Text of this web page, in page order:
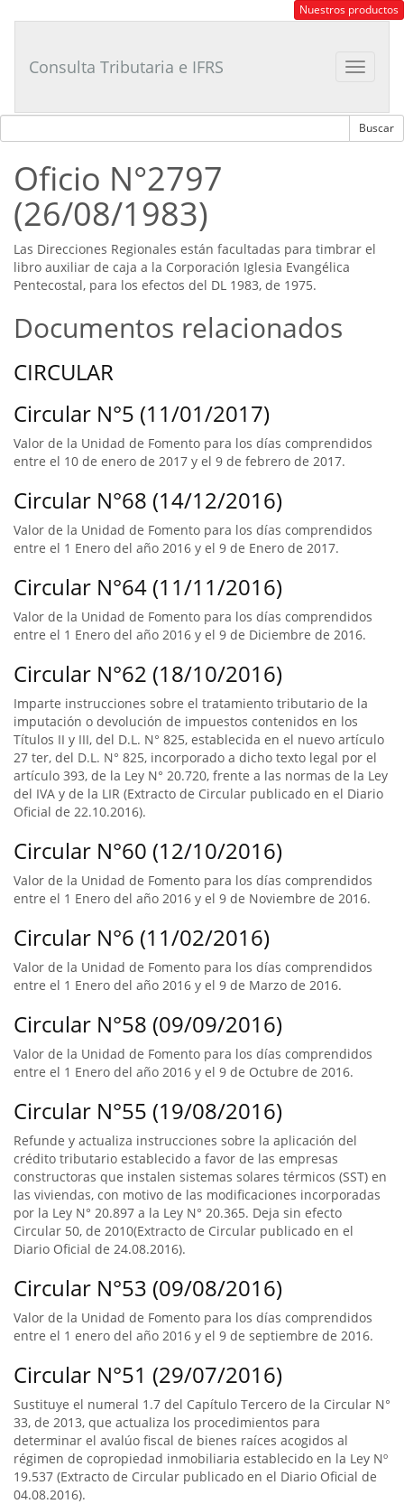
Tributario
Nuestros productos
Toggle
Consulta Tributaria e IFRS
Oficio N°2797
(26/08/1983)
Las Direcciones Regionales están facultadas para timbrar el
libro auxiliar de caja a la Corporación Iglesia Evangélica
Pentecostal, para los efectos del DL 1983, de 1975.
Documentos relacionados
CIRCULAR
Circular N°5 (11/01/2017)
Valor de la Unidad de Fomento para los días comprendidos
entre el 10 de enero de 2017 y el 9 de febrero de 2017.
Circular N°68 (14/12/2016)
Valor de la Unidad de Fomento para los días comprendidos
entre el 1 Enero del año 2016 y el 9 de Enero de 2017.
Circular N°64 (11/11/2016)
Valor de la Unidad de Fomento para los días comprendidos
entre el 1 Enero del año 2016 y el 9 de Diciembre de 2016.
Circular N°62 (18/10/2016)
Imparte instrucciones sobre el tratamiento tributario de la
imputación o devolución de impuestos contenidos en los
Títulos II y III, del D.L. N° 825, establecida en el nuevo artículo
27 ter, del D.L. N° 825, incorporado a dicho texto legal por el
artículo 393, de la Ley N° 20.720, frente a las normas de la Ley
del IVA y de la LIR (Extracto de Circular publicado en el Diario
Oficial de 22.10.2016).
Circular N°60 (12/10/2016)
Valor de la Unidad de Fomento para los días comprendidos
entre el 1 Enero del año 2016 y el 9 de Noviembre de 2016.
Circular N°6 (11/02/2016)
Valor de la Unidad de Fomento para los días comprendidos
entre el 1 Enero del año 2016 y el 9 de Marzo de 2016.
Circular N°58 (09/09/2016)
Valor de la Unidad de Fomento para los días comprendidos
entre el 1 Enero del año 2016 y el 9 de Octubre de 2016.
Circular N°55 (19/08/2016)
Refunde y actualiza instrucciones sobre la aplicación del
crédito tributario establecido a favor de las empresas
constructoras que instalen sistemas solares térmicos (SST) en
las viviendas, con motivo de las modificaciones incorporadas
por la Ley N° 20.897 a la Ley N° 20.365. Deja sin efecto
Circular 50, de 2010(Extracto de Circular publicado en el
Diario Oficial de 24.08.2016).
Circular N°53 (09/08/2016)
Valor de la Unidad de Fomento para los días comprendidos
entre el 1 enero del año 2016 y el 9 de septiembre de 2016.
Circular N°51 (29/07/2016)
Sustituye el numeral 1.7 del Capítulo Tercero de la Circular N°
33, de 2013, que actualiza los procedimientos para
determinar el avalúo fiscal de bienes raíces acogidos al
régimen de copropiedad inmobiliaria establecido en la Ley Nº
19.537 (Extracto de Circular publicado en el Diario Oficial de
04.08.2016).